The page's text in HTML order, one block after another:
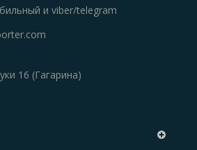
и viber/telegram
16 (Гагарина)